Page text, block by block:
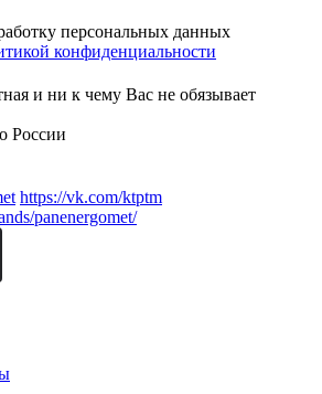
персональных данных
конфиденциальности
и ни к чему Вас не обязывает
России
https://vk.com/ktptm
panenergomet/